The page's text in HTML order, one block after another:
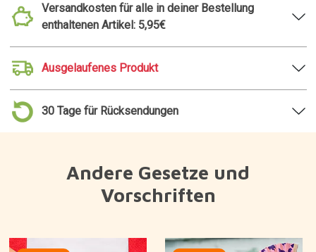
Versandkosten für alle in deiner Bestellung
enthaltenen Artikel: 5,95€
Ausgelaufenes Produkt
30 Tage für Rücksendungen
Andere Gesetze und
Vorschriften